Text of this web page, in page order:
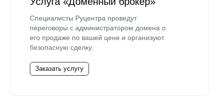
Специалисты Руцентра проведут
переговоры с администратором домена о
его продаже по вашей цене и организуют
безопасную сделку.
Заказать услугу